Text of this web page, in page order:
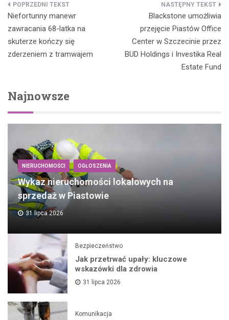
Nawigacja
wpisu
Niefortunny manewr
zawracania 68-latka na
skuterze kończy się
zderzeniem z tramwajem
Blackstone umożliwia
przejęcie Piastów Office
Center w Szczecinie przez
BUD Holdings i Investika Real
Estate Fund
Najnowsze
NIERUCHOMOŚCI OGŁOSZENIA
Wykaz nieruchomości lokalowych na
sprzedaż w Piastowie
31 lipca 2026
Bezpieczeństwo
Jak przetrwać upały: kluczowe
wskazówki dla zdrowia
31 lipca 2026
Komunikacja